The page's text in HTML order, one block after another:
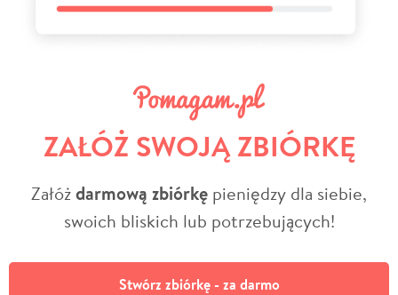
ZAŁÓŻ SWOJĄ ZBIÓRKĘ
Załóżdarmową zbiórkę pieniędzy dla siebie,
swoich bliskich lub potrzebujących!
Stwórz zbiórkę - za darmo